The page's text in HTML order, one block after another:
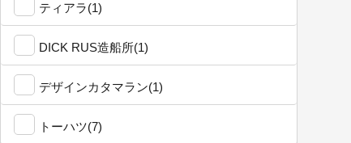
ティアラ(1)
DICK RUS造船所(1)
デザインカタマラン(1)
トーハツ(7)